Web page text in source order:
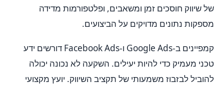
של שיווק חוסכים זמן ומשאבים, ופלטפורמות מדידה
מספקות נתונים מדויקים על הביצועים.
קמפיינים ב-Google Ads ו-Facebook Ads דורשים ידע
טכני מעמיק כדי להיות יעילים. השקעה לא נכונה יכולה
להוביל לבזבוז משמעותי של תקציב השיווק. יועץ מקצועי